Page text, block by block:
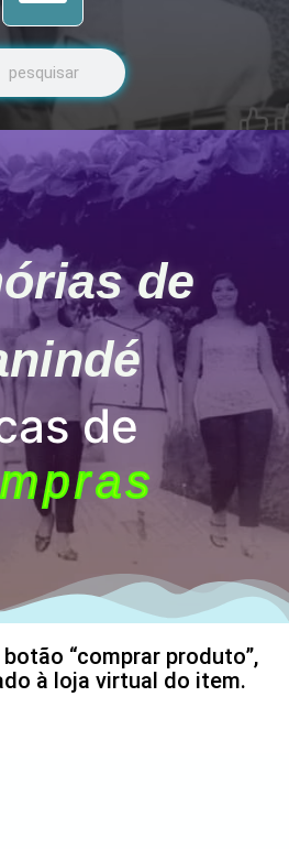
Pesquisar
de
de
“comprar produto”,
à loja virtual do item.